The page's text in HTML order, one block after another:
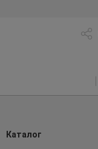
Каталог